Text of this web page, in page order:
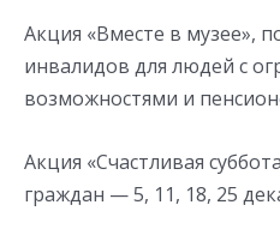
Акция «Вместе в музее»,
инвалидов для людей с
возможностями и
Акция «Счастливая
граждан — 5, 11, 18, 25